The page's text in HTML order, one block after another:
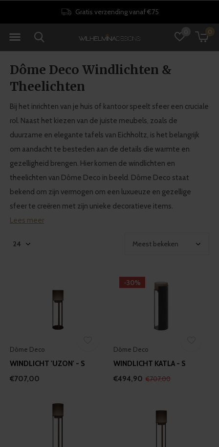
0
30 dagen retourrecht
Dôme Deco Windlichten &
Theelichten
Bij het inrichten van je huis of kantoor speelt sfeer een cruciale
rol. Naast het kiezen van de juiste meubels, zoals de
duurzame en elegante tafels van Eichholtz, is het belangrijk
om aandacht te besteden aan de details die warmte en
gezelligheid brengen. Hier komen de windlichten en
theelichten van Dôme Deco in beeld. Dôme Deco staat
bekend om zijn vermogen om een luxueuze en gezellige
sfeer te creëren met zijn unieke decoratieve items.
Lees meer
Dôme Deco
WINDLICHT 'UZON' - S
€707,00
-30%
Dôme Deco
WINDLICHT KATLA - S
€494,90 €707,00